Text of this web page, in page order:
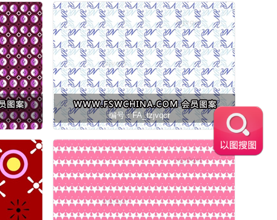
编号：FA_tzjvqcr